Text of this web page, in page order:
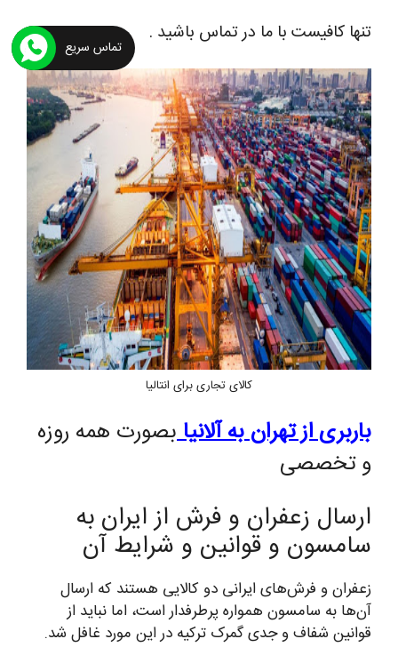
تنها کافیست با ما در تماس باشید .
کالای تجاری برای انتالیا
باربری از تهران به آلانیابصورت همه روزه
و تخصصی
ارسال زعفران و فرش از ایران به
سامسون و قوانین و شرایط آن
زعفران و فرش‌های ایرانی دو کالایی هستند که ارسال
آن‌ها به سامسون همواره پرطرفدار است، اما نباید از
قوانین شفاف و جدی گمرک ترکیه در این مورد غافل شد.
تماس سریع